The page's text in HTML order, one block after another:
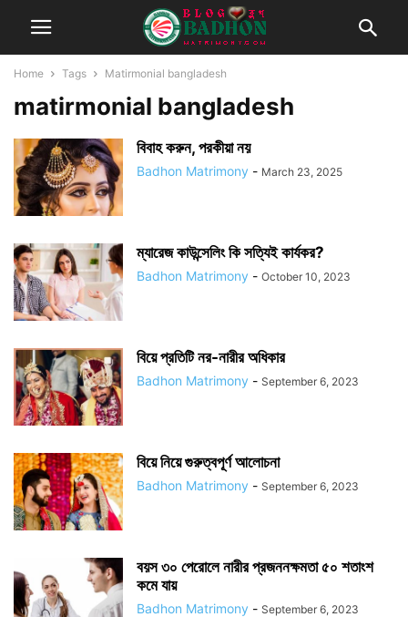
Home Tags Matirmonial bangladesh
matirmonial bangladesh
বিবাহ করুন, পরকীয়া নয়
Badhon Matrimony - March 23, 2025
ম্যারেজ কাউন্সেলিং কি সত্যিই কার্যকর?
Badhon Matrimony - October 10, 2023
বিয়ে প্রতিটি নর-নারীর অধিকার
Badhon Matrimony - September 6, 2023
বিয়ে নিয়ে গুরুত্বপূর্ণ আলোচনা
Badhon Matrimony - September 6, 2023
বয়স ৩০ পেরোলে নারীর প্রজননক্ষমতা ৫০ শতাংশ
কমে যায়
Badhon Matrimony - September 6, 2023